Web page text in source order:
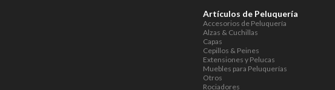
Artículos de Peluquería
Accesorios de Peluquería
Alzas & Cuchillas
Capas
Cepillos & Peines
Extensiones y Pelucas
Muebles para Peluquerías
Otros
Rociadores